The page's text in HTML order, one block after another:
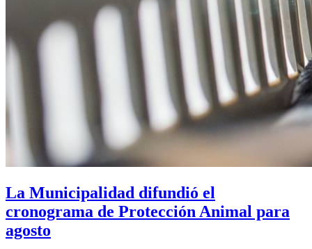
La Municipalidad difundió el
cronograma de Protección Animal para
agosto